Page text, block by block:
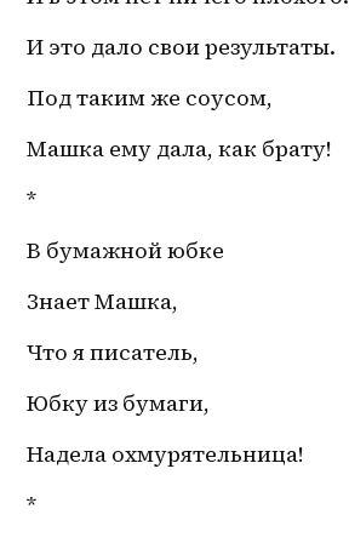
И это дало свои результаты.
Под таким же соусом,
Машка ему дала, как брату!
*
В бумажной юбке
Знает Машка,
Что я писатель,
Юбку из бумаги,
Надела охмурятельница!
*